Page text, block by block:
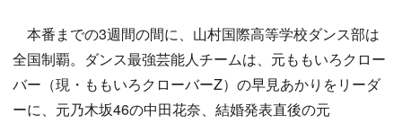
本番までの3週間の間に、山村国際高等学校ダンス部は
全国制覇。ダンス最強芸能人チームは、元ももいろクロー
バー（現・ももいろクローバーZ）の早見あかりをリーダ
ーに、元乃木坂46の中田花奈、結婚発表直後の元